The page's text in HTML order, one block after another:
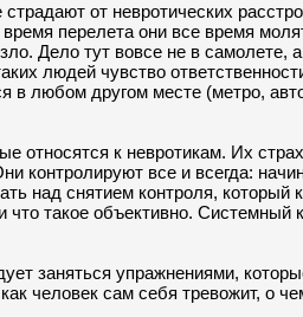
от невротических
перелета они все время
Дело тут вовсе не в
людей чувство
в любом другом месте (метро,
относятся к невротикам. Их
контролируют все и всегда:
над снятием контроля,
что такое объективно.
заняться упражнениями,
человек сам себя тревожит, о